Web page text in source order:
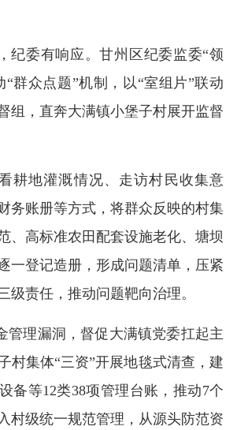
纪委有响应。甘州区纪委监委“领
“群众点题”机制，以“室组片”联动
组，直奔大满镇小堡子村展开监督
耕地灌溉情况、走访村民收集意
务账册等方式，将群众反映的村集
、高标准农田配套设施老化、塘坝
一登记造册，形成问题清单，压紧
级责任，推动问题靶向治理。
管理漏洞，督促大满镇党委扛起主
村集体“三资”开展地毯式清查，建
备等12类38项管理台账，推动7个
村级统一规范管理，从源头防范资